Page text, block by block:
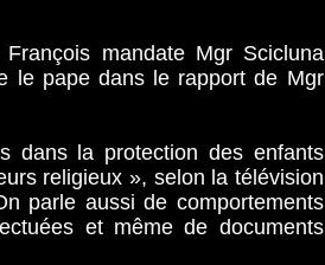
mandate Mgr Scicluna
le pape dans le rapport de Mgr
dans la protection des enfants
religieux », selon la télévision
parle aussi de comportements
et même de documents